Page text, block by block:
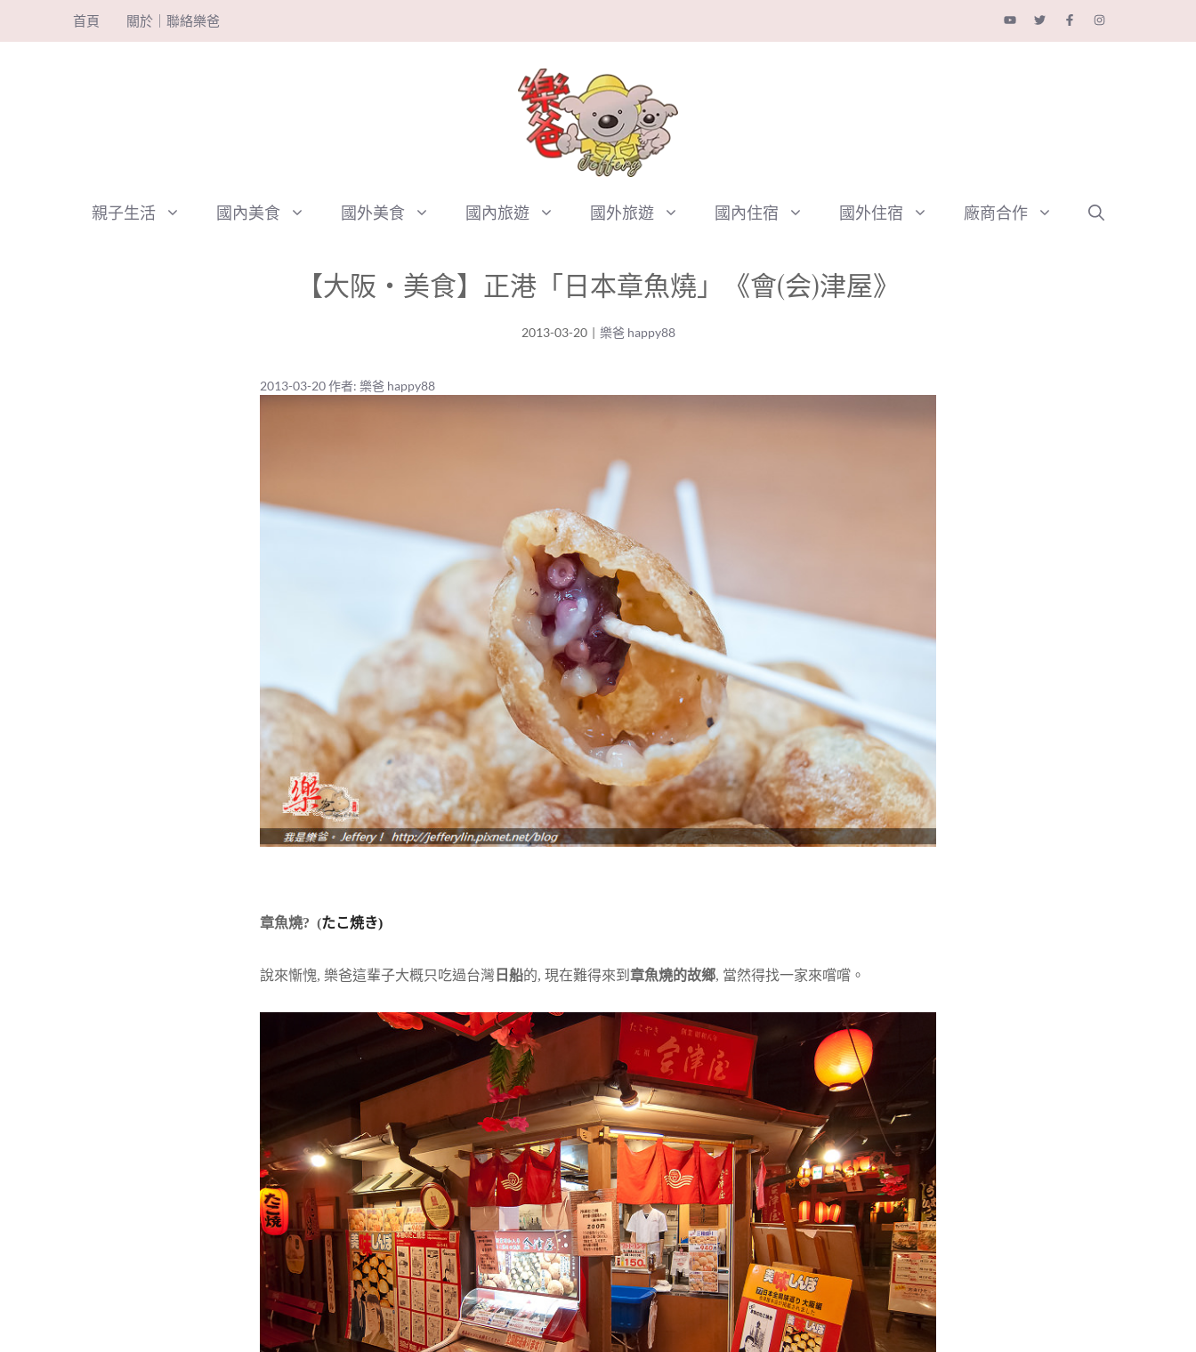
至
首頁 關於｜聯絡樂爸
親子生活 國內美食 國外美食 國內旅遊 國外旅遊 國內住宿 國外住宿 廠商合作
【大阪‧美食】正港「日本章魚燒」《會(会)津屋》
2013-03-20 | 樂爸 happy88
2013-03-20作者: 樂爸 happy88
章魚燒? (たこ焼き)
說來慚愧, 樂爸這輩子大概只吃過台灣 日船的, 現在難得來到 章魚燒的故鄉, 當然得找一家來嚐嚐。